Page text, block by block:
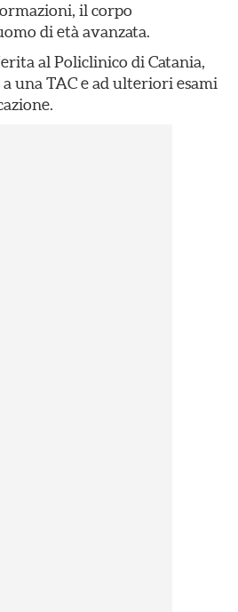
il corpo
di età avanzata.
al Policlinico di Catania,
una TAC e ad ulteriori esami